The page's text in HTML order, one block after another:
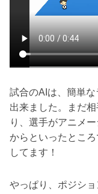
試合のAIは、簡単
出来ました。まだ
り、選手がアニメ
からといったとこ
してます！
やっぱり、ポジシ